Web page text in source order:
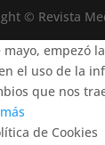
© Revista
empezó
el uso de la
que nos
de Cookies